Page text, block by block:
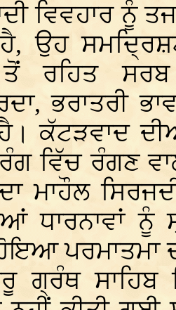
ਵਿਵਹਾਰ ਨੂੰ
ਉਹ
ਰਹਿਤ ਸਰਬ
ਭਰਾਤਰੀ
ਕੱਟੜਵਾਦ
ਵਿੱਚ ਰੰਗਣ
ਮਾਹੌਲ
ਧਾਰਨਾਵਾਂ
ਪਰਮਾਤਮਾ
ਗ੍ਰੰਥ ਸਾਹਿਬ